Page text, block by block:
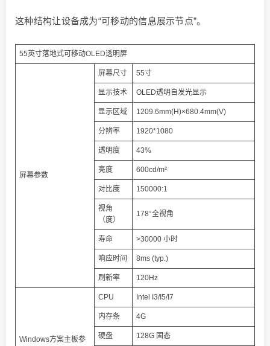
这种结构让设备成为“可移动的信息展示节点”。
55英寸落地式可移动OLED透明屏
屏幕参数
屏幕尺寸 55寸
显示技术 OLED透明自发光显示
显示区域 1209.6mm(H)×680.4mm(V)
分辨率 1920*1080
透明度 43%
亮度 600cd/m²
对比度 150000:1
视角
（度）
178°全视角
寿命 >30000 小时
响应时间 8ms (typ.)
刷新率 120Hz
Windows方案主板参
CPU Intel I3/I5/I7
内存条 4G
硬盘 128G 固态